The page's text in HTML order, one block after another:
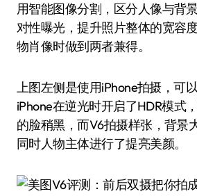
用智能图像分割，区分人像与背
对性曝光，提升照片整体的宽容
物肖像时做到两者兼得。
上图左侧是使用iPhone拍摄，可
iPhone在逆光时开启了HDR模式
的脸稍黑，而V6拍摄样张，背景
同时人物主体进行了提亮美颜。